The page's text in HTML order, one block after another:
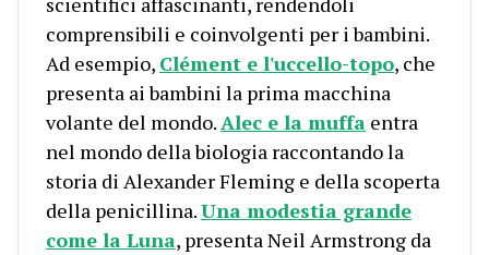
comprensibili e coinvolgenti per i bambini.
Ad esempio, Clément e l'uccello-topo, che
presenta ai bambini la prima macchina
volante del mondo.Alec e la muffa entra
nel mondo della biologia raccontando la
storia di Alexander Fleming e della scoperta
della penicillina.Una modestia grande
come la Luna, presenta Neil Armstrong da